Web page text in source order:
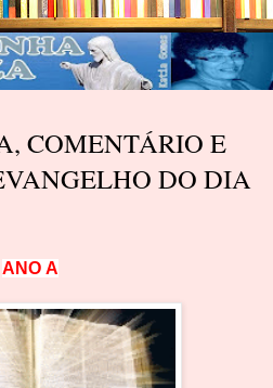
COMENTÁRIO E
DO DIA
A NO A